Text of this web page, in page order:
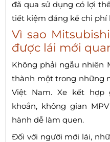
đã qua sử dụng có lợi
tiết kiệm đáng kể chi phí
Vì sao
được lái mới
Không phải ngẫu nhiên
thành một trong những
Việt Nam. Xe kết hợp
khoắn, không gian
hành dễ làm quen.
Đối với người mới lái,